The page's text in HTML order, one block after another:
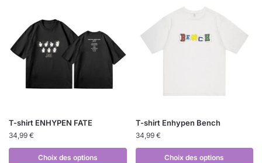
T-shirt ENHYPEN FATE
34,99 €
Choix des options
T-shirt Enhypen Bench
34,99 €
Choix des options